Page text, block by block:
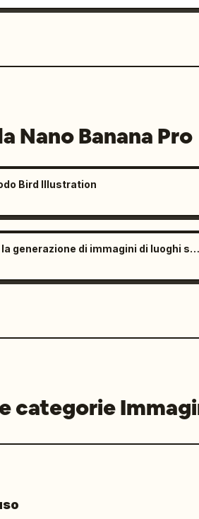
Nano Banana Pro
Bird Illustration
Prompt per la generazione di immagini di luoghi storici
categorie